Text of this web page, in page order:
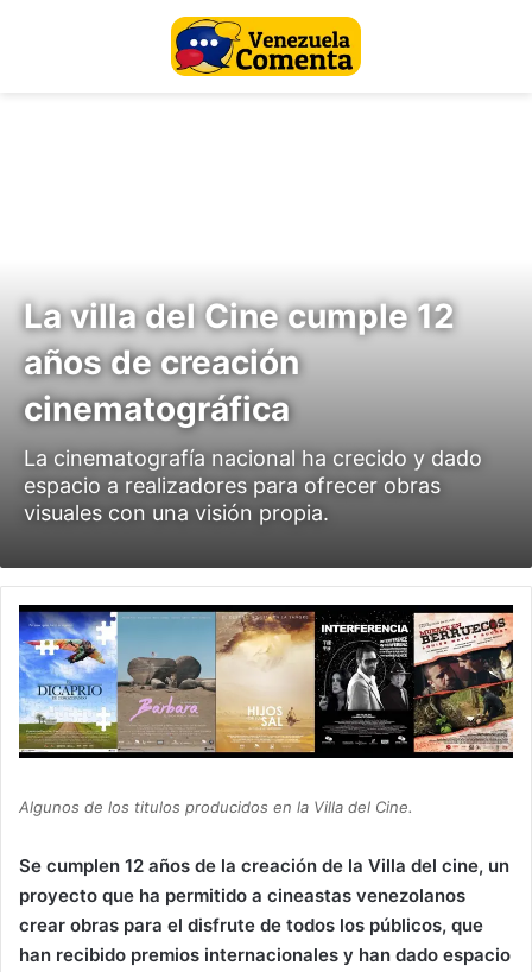
La villa del Cine cumple 12
años de creación
cinematográfica
La cinematografía nacional ha crecido y dado
espacio a realizadores para ofrecer obras
visuales con una visión propia.
Algunos de los titulos producidos en la Villa del Cine.
Se cumplen 12 años de la creación de la Villa del cine, un
proyecto que ha permitido a cineastas venezolanos
crear obras para el disfrute de todos los públicos, que
han recibido premios internacionales y han dado espacio